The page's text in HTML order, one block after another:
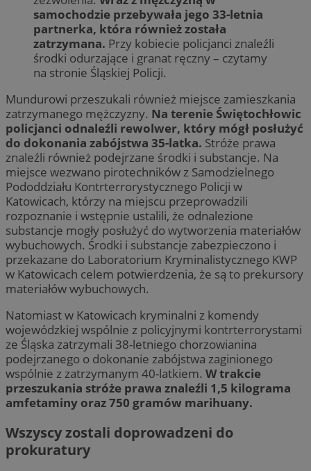
samochodzie przebywała jego 33-letnia
partnerka, która również została
zatrzymana. Przy kobiecie policjanci znaleźli
środki odurzające i granat ręczny – czytamy
na stronie Śląskiej Policji.
Mundurowi przeszukali również miejsce zamieszkania
zatrzymanego mężczyzny. Na terenie Świętochłowic
policjanci odnaleźli rewolwer, który mógł posłużyć
do dokonania zabójstwa 35-latka. Stróże prawa
znaleźli również podejrzane środki i substancje. Na
miejsce wezwano pirotechników z Samodzielnego
Pododdziału Kontrterrorystycznego Policji w
Katowicach, którzy na miejscu przeprowadzili
rozpoznanie i wstępnie ustalili, że odnalezione
substancje mogły posłużyć do wytworzenia materiałów
wybuchowych. Środki i substancje zabezpieczono i
przekazane do Laboratorium Kryminalistycznego KWP
w Katowicach celem potwierdzenia, że są to prekursory
materiałów wybuchowych.
Natomiast w Katowicach kryminalni z komendy
wojewódzkiej wspólnie z policyjnymi kontrterrorystami
ze Śląska zatrzymali 38-letniego chorzowianina
podejrzanego o dokonanie zabójstwa zaginionego
wspólnie z zatrzymanym 40-latkiem. W trakcie
przeszukania stróże prawa znaleźli 1,5 kilograma
amfetaminy oraz 750 gramów marihuany.
Wszyscy zostali doprowadzeni do
prokuratury